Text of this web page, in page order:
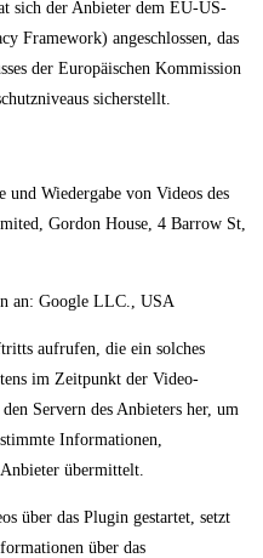
sich der Anbieter dem EU-US-
Framework) angeschlossen, das
der Europäischen Kommission
sicherstellt.
und Wiedergabe von Videos des
Gordon House, 4 Barrow St,
an: Google LLC., USA
aufrufen, die ein solches
im Zeitpunkt der Video-
Servern des Anbieters her, um
Informationen,
übermittelt.
über das Plugin gestartet, setzt
über das